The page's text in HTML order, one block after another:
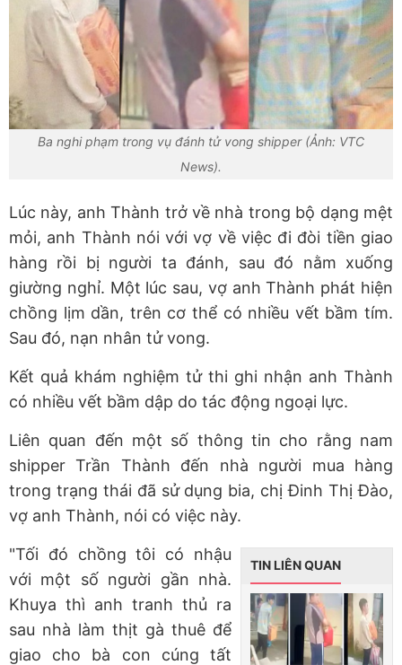
Ba nghi phạm trong vụ đánh tử vong shipper (Ảnh: VTC
News).
Lúc này, anh Thành trở về nhà trong bộ dạng mệt
mỏi, anh Thành nói với vợ về việc đi đòi tiền giao
hàng rồi bị người ta đánh, sau đó nằm xuống
giường nghỉ. Một lúc sau, vợ anh Thành phát hiện
chồng lịm dần, trên cơ thể có nhiều vết bầm tím.
Sau đó, nạn nhân tử vong.
Kết quả khám nghiệm tử thi ghi nhận anh Thành
có nhiều vết bầm dập do tác động ngoại lực.
Liên quan đến một số thông tin cho rằng nam
shipper Trần Thành đến nhà người mua hàng
trong trạng thái đã sử dụng bia, chị Đinh Thị Đào,
vợ anh Thành, nói có việc này.
TIN LIÊN QUAN
"Tối đó chồng tôi có nhậu
với một số người gần nhà.
Khuya thì anh tranh thủ ra
sau nhà làm thịt gà thuê để
giao cho bà con cúng tất